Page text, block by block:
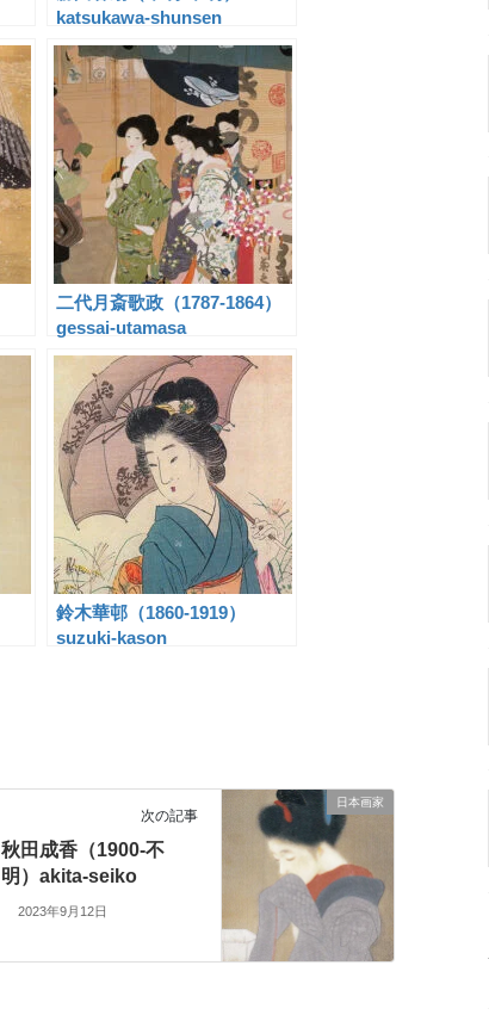
katsukawa-shunsen
二代月斎歌政（1787-1864）
gessai-utamasa
鈴木華邨（1860-1919）
suzuki-kason
日本画家
次の記事
秋田成香（1900-不
明）akita-seiko
2023年9月12日